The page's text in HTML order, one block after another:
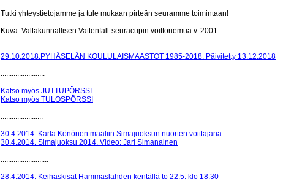
Tutki yhteystietojamme ja tule mukaan pirteän seuramme toimintaan!
Kuva: Valtakunnallisen Vattenfall-seuracupin voittoriemua v. 2001
29.10.2018.PYHÄSELÄN KOULULAISMAASTOT 1985-2018. Päivitetty 13.12.2018
........................
Katso myös JUTTUPÖRSSI
Katso myös TULOSPÖRSSI
.......................
30.4.2014. Karla Könönen maaliin Simajuoksun nuorten voittajana
30.4.2014. Simajuoksu 2014. Video: Jari Simanainen
..........................
28.4.2014. Keihäskisat Hammaslahden kentällä to 22.5. klo 18.30